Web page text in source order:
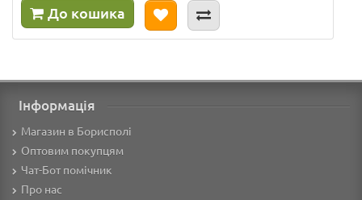
До кошика
Інформація
Магазин в Борисполі
Оптовим покупцям
Чат-Бот помічник
Про нас